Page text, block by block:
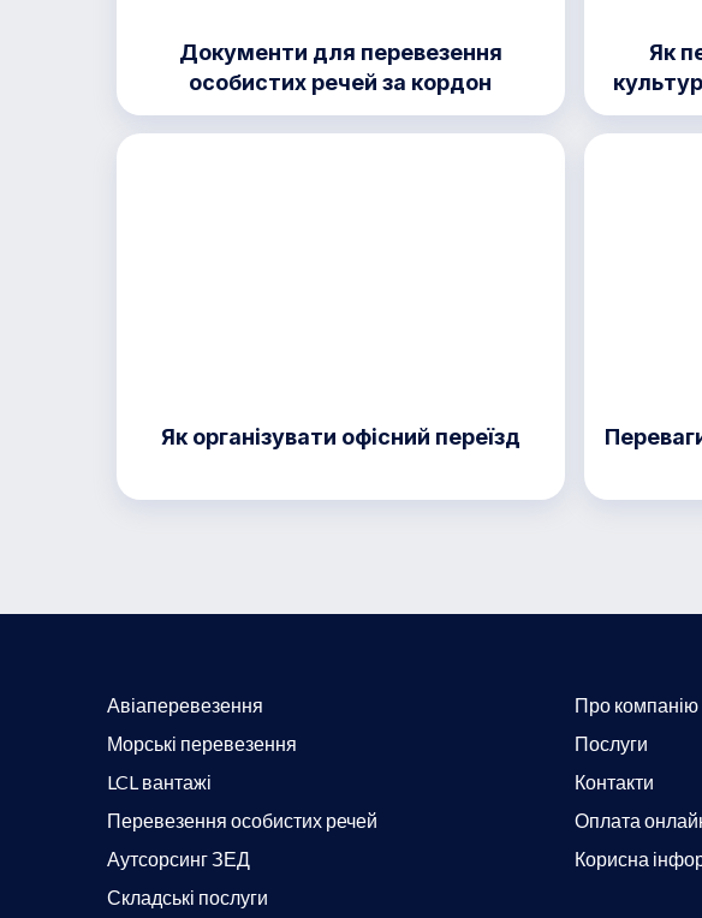
Документи для перевезення
особистих речей за кордон
Як
Як організувати офісний переїзд
Авіаперевезення
Морські перевезення
LCL вантажі
Перевезення особистих речей
Аутсорсинг ЗЕД
Складські послуги
Про компанію
Послуги
Контакти
Оплата
Корисна